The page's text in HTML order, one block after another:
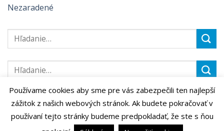
Nezaradené
Používame cookies aby sme pre vás zabezpečili ten najlepší
zážitok z našich webových stránok. Ak budete pokračovať v
používaní tejto stránky budeme predpokladať, že ste s ňou